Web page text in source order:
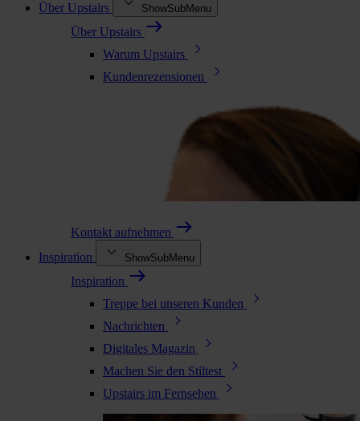
Über Upstairs
ShowSubMenu
Über Upstairs
Warum Upstairs
Kundenrezensionen
Kontakt aufnehmen
Inspiration
ShowSubMenu
Inspiration
Treppe bei unseren Kunden
Nachrichten
Digitales Magazin
Machen Sie den Stiltest
Upstairs im Fernsehen